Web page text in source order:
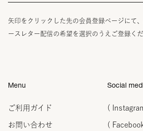
矢印をクリックした先の会員登録ページにて
ースレター配信の希望を選択のうえご登録くだ
Menu
ご利用ガイド
お問い合わせ
Social
(
(